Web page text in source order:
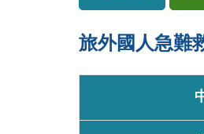
旅外國人急難